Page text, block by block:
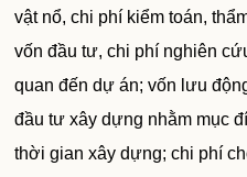
vật nổ, chi phí kiểm toán,
vốn đầu tư, chi phí nghiên
quan đến dự án; vốn lưu
đầu tư xây dựng nhằm mục
thời gian xây dựng; chi phí